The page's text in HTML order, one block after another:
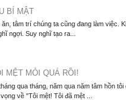
BÍ MẬT
ăn, tâm trí chúng ta cũng đang làm việc.
ngợi. Suy nghĩ tạo ra...
MỆT MỎI QUÁ RỒI!
qua tháng, năm qua năm tâm hồn
về "Tôi mệt! Tôi đã mệt ...